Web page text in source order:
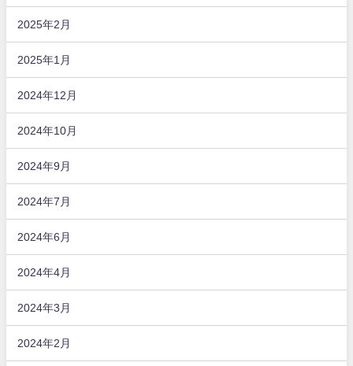
2025年2月
2025年1月
2024年12月
2024年10月
2024年9月
2024年7月
2024年6月
2024年4月
2024年3月
2024年2月